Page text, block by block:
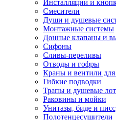
Инсталляции и
Смесители
Души и душевые
Монтажные системы
Донные клапаны и
Сифоны
Сливы-переливы
Отводы и гофры
Краны и вентили
Гибкие подводки
Трапы и душевые
Раковины и мойки
Унитазы, биде и
Полотенцесушители